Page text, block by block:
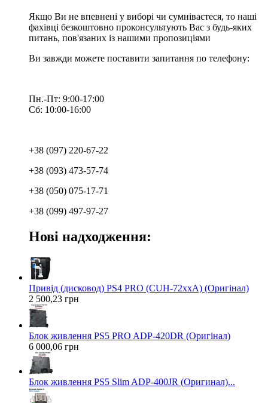
Якщо Ви не впевнені у виборі чи сумніваєтеся, то наші
фахівці безкоштовно проконсультують Вас з будь-яких
питань, пов'язаних із нашими пропозиціями
Ви завжди можете поставити запитання по телефону:
Пн.-Пт: 9:00-17:00
Сб: 10:00-16:00
+38 (097) 220-67-22
+38 (093) 473-57-74
+38 (050) 075-17-71
+38 (099) 497-97-27
Нові надходження:
Привід (дисковод) PS4 PRO (CUH-72xxA) (Оригінал)
2 500,23 грн
Блок живлення PS5 PRO ADP-420DR (Оригінал)
6 000,06 грн
Блок живлення PS5 Slim ADP-400JR (Оригинал)...